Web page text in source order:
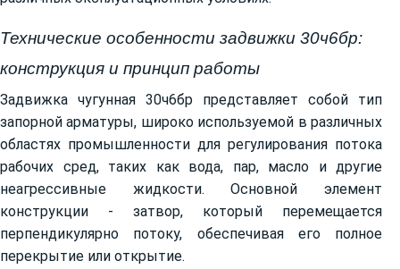
Технические особенности задвижки 30ч6бр:
конструкция и принцип работы
Задвижка чугунная 30ч6бр представляет собой тип
запорной арматуры, широко используемой в различных
областях промышленности для регулирования потока
рабочих сред, таких как вода, пар, масло и другие
неагрессивные жидкости. Основной элемент
конструкции - затвор, который перемещается
перпендикулярно потоку, обеспечивая его полное
перекрытие или открытие.